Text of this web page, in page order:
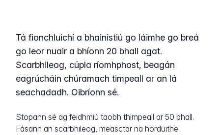
Tá fionchluichí a bhainistiú go láimhe go breá
go leor nuair a bhíonn 20 bhall agat.
Scarbhileog, cúpla ríomhphost, beagán
eagrúcháin chúramach timpeall ar an lá
seachadadh. Oibríonn sé.
Stopann sé ag feidhmiú taobh thimpeall ar 50 bhall.
Fásann an scarbhileog, measctar na horduithe